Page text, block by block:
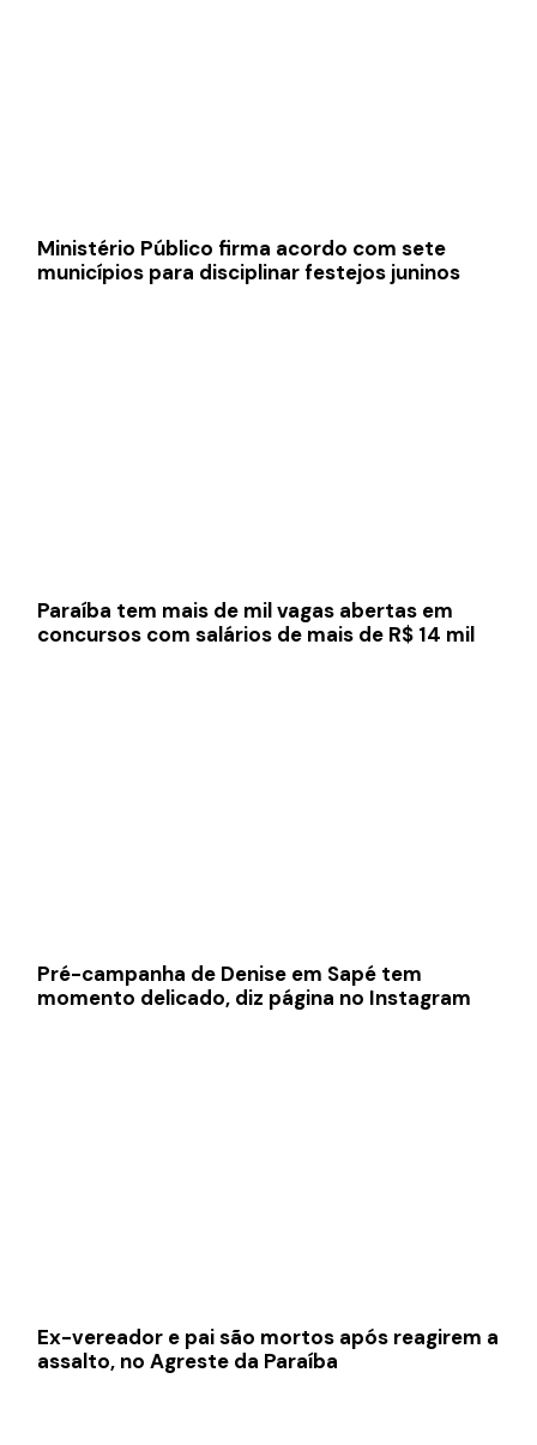
Ministério Público firma acordo com sete
municípios para disciplinar festejos juninos
Paraíba tem mais de mil vagas abertas em
concursos com salários de mais de R$ 14 mil
Pré-campanha de Denise em Sapé tem
momento delicado, diz página no Instagram
Ex-vereador e pai são mortos após reagirem a
assalto, no Agreste da Paraíba